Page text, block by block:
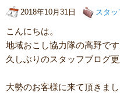
2018年10月31日 スタ
こんにちは。
地域おこし協力隊の高野です
久しぶりのスタッフブログ
大勢のお客様に来て頂きま